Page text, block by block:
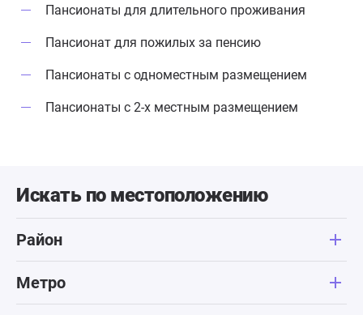
Пансионаты для длительного проживания
Пансионат для пожилых за пенсию
Пансионаты с одноместным размещением
Пансионаты с 2-х местным размещением
Искать по местоположению
Район
Метро